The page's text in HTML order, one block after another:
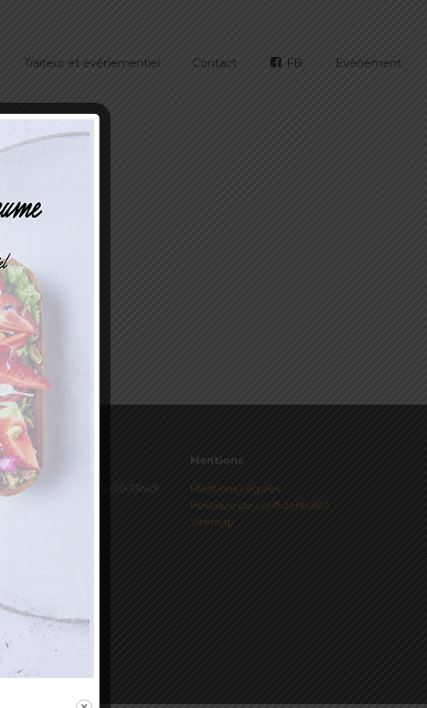
Traiteur et événementiel Contact FB Evènement
Horaires
Mardi au Vendredi 12h00-13h45
Mentions
Mentions Légales
Politique de confidentialité
Sitemap